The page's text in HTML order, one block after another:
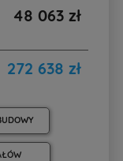
48 063 zł
272 638 zł